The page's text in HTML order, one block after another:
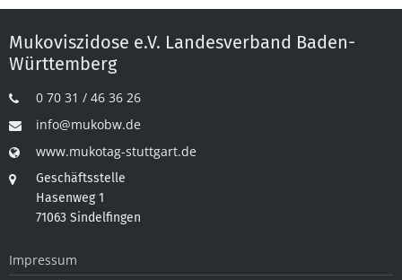
Mukoviszidose e.V. Landesverband Baden-
Württemberg
0 70 31 / 46 36 26
info@mukobw.de
www.mukotag-stuttgart.de
Geschäftsstelle
Hasenweg 1
71063 Sindelfingen
Impressum